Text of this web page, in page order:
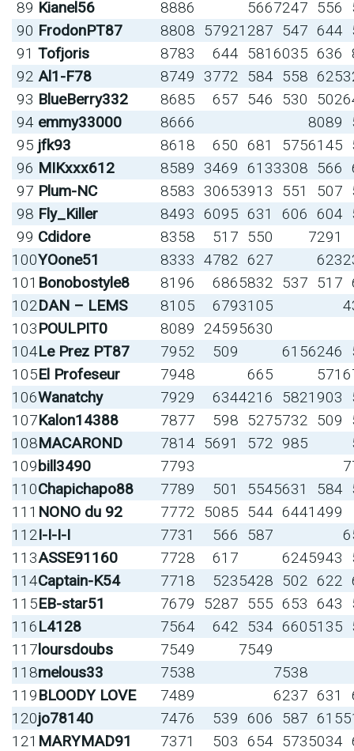
89 Kianel56 8886 5667247 556
90 FrodonPT87 8808 57921287 547 644
91 Tofjoris 8783 644 581 6035 636
92 Al1-F78 8749 3772 584 558 625
93 BlueBerry332 8685 657 546 530 502
94 emmy33000 8666 8089
95 jfk93 8618 650 681 5756145
96 MIKxxx612 8589 3469 6133308 566
97 Plum-NC 8583 30653913 551 507
98 Fly_Killer 8493 6095 631 606 604
99 Cdidore 8358 517 550
7291
100YOone51 8333 4782 627 623
101 Bonobostyle8 8196 6865832 537 517
102DAN – LEMS 8105 6793105
103POULPIT0 8089 24595630
104Le Prez PT87 7952 509 6156246
105El Profeseur 7948 665 571
106Wanatchy 7929 6344216 5821903
107Kalon14388 7877 598 5275732 509
108MACAROND 7814 5691 572 985
109bill3490 7793
110Chapichapo88 7789 501 5545631 584
111 NONO du 92 7772 5085 544 6441499
112I-I-I-I 7731 566 587
113ASSE91160 7728 617 6245943
114Captain-K54 7718 5235428 502 622
115EB-star51 7679 5287 555 653 643
116L4128 7564 642 534 6605135
117loursdoubs 7549
7549
118melous33 7538
7538
119BLOODY LOVE 7489 6237 631
120jo78140 7476 539 606 587 615
121 MARYMAD91 7371 503 654 5735034